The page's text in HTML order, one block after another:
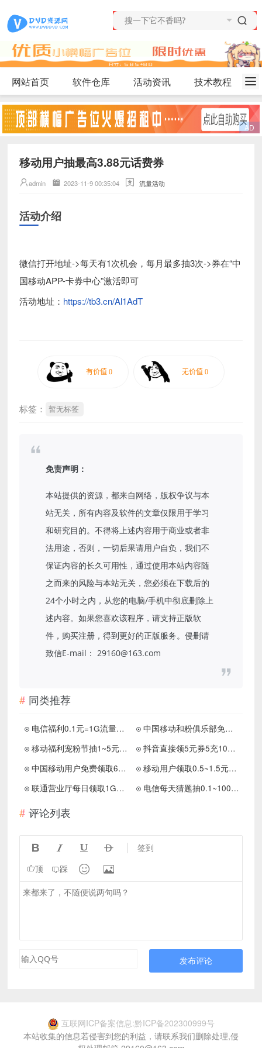
网站首页 软件仓库 活动资讯 技术教程
移动用户抽最高3.88元话费券
admin 2023-11-9 00:35:04 流量活动
活动介绍
微信打开地址->每天有1次机会，每月最多抽3次->券在“中
国移动APP-卡券中心”激活即可
活动地址： https://tb3.cn/Al1AdT
标签： 暂无标签
免责声明：
本站提供的资源，都来自网络，版权争议与本
站无关，所有内容及软件的文章仅限用于学习
和研究目的。不得将上述内容用于商业或者非
法用途，否则，一切后果请用户自负，我们不
保证内容的长久可用性，通过使用本站内容随
之而来的风险与本站无关，您必须在下载后的
24个小时之内，从您的电脑/手机中彻底删除上
述内容。如果您喜欢该程序，请支持正版软
件，购买注册，得到更好的正版服务。侵删请
致信E-mail： 29160@163.com
同类推荐
电信福利0.1元=1G流量30分钟国内通话
中国移动和粉俱乐部免费领取100-300MB流量 非秒到账
移动福利宠粉节抽1~5元话费
抖音直接领5元券5充10元话费
中国移动用户免费领取6GB流量大礼包 分3个月使用 激活秒到账
移动用户领取0.5~1.5元话费
联通营业厅每日领取1GB全国流量日包
电信每天猜题抽0.1~100元话费
评论列表
    签到
顶 踩  
发布评论
互联网ICP备案信息:黔ICP备202300999号
本站收集的信息若侵害到您的利益，请联系我们删除处理,侵